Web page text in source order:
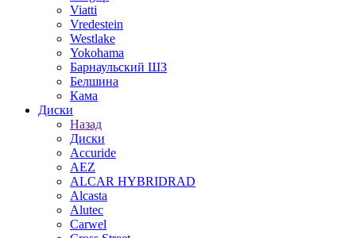
Viatti
Vredestein
Westlake
Yokohama
Барнаульский ШЗ
Белшина
Кама
Диски
Назад
Диски
Accuride
AEZ
ALCAR HYBRIDRAD
Alcasta
Alutec
Carwel